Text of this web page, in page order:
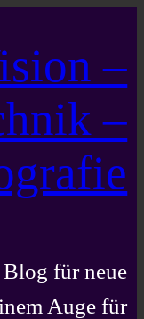
–
–
für neue
Auge für